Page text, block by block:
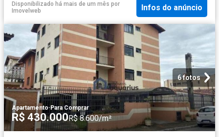
Disponibilizado há mais de um mês por
Imovelweb
Infos do anúncio
6 fotos
Apartamento·Para Comprar
R$ 430.000R$ 8.600/m²